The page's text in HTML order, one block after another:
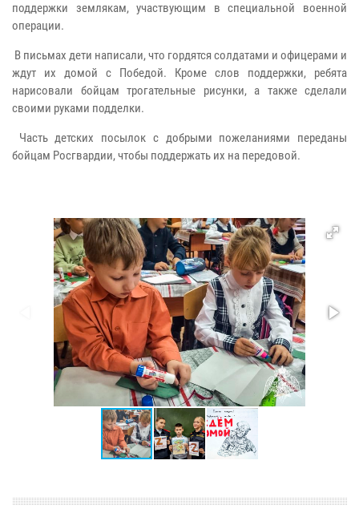
поддержки землякам, участвующим в специальной военной
операции.
В письмах дети написали, что гордятся солдатами и офицерами и
ждут их домой с Победой. Кроме слов поддержки, ребята
нарисовали бойцам трогательные рисунки, а также сделали
своими руками подделки.
Часть детских посылок с добрыми пожеланиями переданы
бойцам Росгвардии, чтобы поддержать их на передовой.